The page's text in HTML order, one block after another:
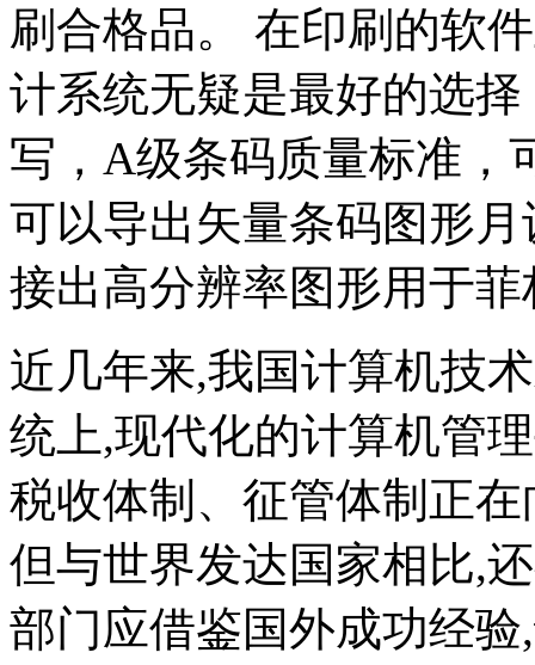
刷合格品。 在印刷的软
计系统无疑是最好的选
写，A级条码质量标准，
可以导出矢量条码图形
接出高分辨率图形用于
近几年来,我国计算机技
统上,现代化的计算机管
税收体制、征管体制正
但与世界发达国家相比,
部门应借鉴国外成功经